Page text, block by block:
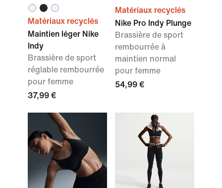
Matériaux recyclés
Maintien léger Nike
Indy
Brassière de sport
réglable rembourrée
pour femme
37,99 €
Matériaux recyclés
Nike Pro Indy Plunge
Brassière de sport
rembourrée à
maintien normal
pour femme
54,99 €